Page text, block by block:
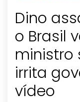
Dino
o Brasil
ministro
irrita
vídeo